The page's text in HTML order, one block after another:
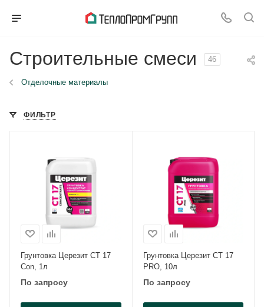
Строительные смеси 46
Отделочные материалы
ФИЛЬТР
Грунтовка Церезит CT 17
Con, 1л
По запросу
Грунтовка Церезит CT 17
PRO, 10л
По запросу